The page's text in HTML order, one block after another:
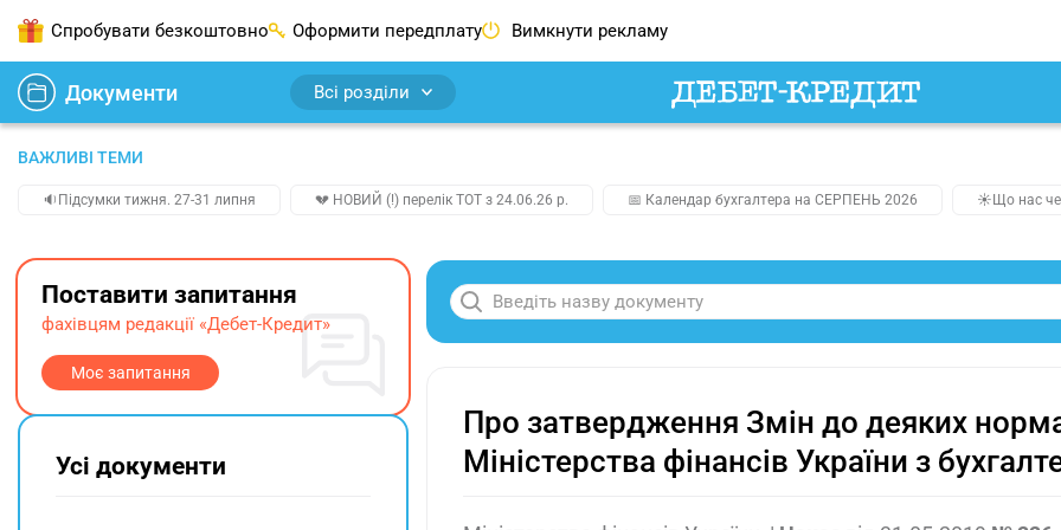
Спробувати безкоштовно Оформити передплату Вимкнути рекламу
Документи Всі розділи
ВАЖЛИВІ ТЕМИ
🔉Підсумки тижня. 27-31 липня 💔 НОВИЙ (!) перелік ТОТ з 24.06.26 р. 📅 Календар бухгалтера на СЕРПЕНЬ 2026 ☀️Що нас
Про затвердження Змін до деяких
Міністерства фінансів України з
Поставити запитання
фахівцям редакції «Дебет-Кредит»
Моє запитання
Усі документи